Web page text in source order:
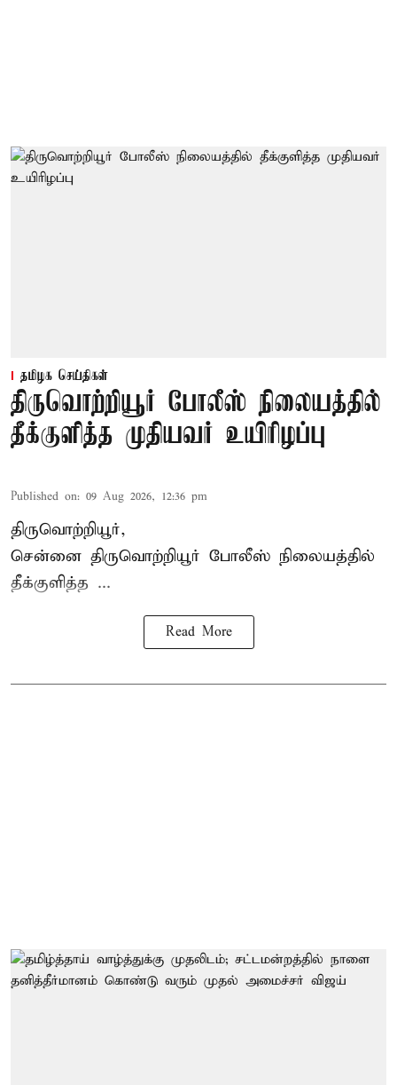
தமிழக செய்திகள்
திருவொற்றியூர் போலீஸ் நிலையத்தில்
தீக்குளித்த முதியவர் உயிரிழப்பு
Published on: 09 Aug 2026, 12:36 pm
திருவொற்றியூர்,
சென்னை திருவொற்றியூர் போலீஸ் நிலையத்தில்
தீக்குளித்த ...
Read More